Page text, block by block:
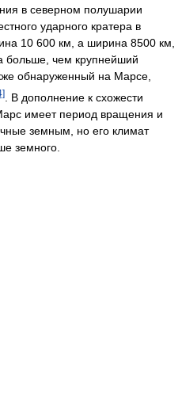
в северном полушарии
ударного кратера в
10 600 км, а ширина 8500 км,
больше, чем крупнейший
обнаруженный на Марсе,
. В дополнение к схожести
имеет период вращения и
земным, но его климат
земного.